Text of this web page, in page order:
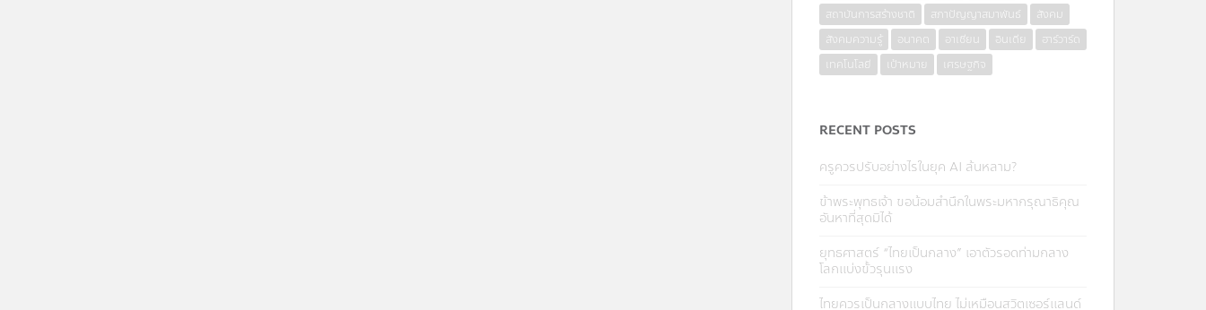
สถาบันการสร้างชาติ
สภาปัญญาสมาพันธ์
สังคม
สังคมความรู้
อนาคต อาเซียน อินเดีย
ฮาร์วาร์ด
เทคโนโลยี
เป้าหมาย เศรษฐกิจ
RECENT POSTS
ครูควรปรับอย่างไรในยุค AI ล้นหลาม?
ข้าพระพุทธเจ้า ขอน้อมสำนึกในพระมหากรุณาธิคุณ
อันหาที่สุดมิได้
ยุทธศาสตร์ “ไทยเป็นกลาง” เอาตัวรอดท่ามกลาง
โลกแบ่งขั้วรุนแรง
ไทยควรเป็นกลางแบบไทย ไม่เหมือนสวิตเซอร์แลนด์